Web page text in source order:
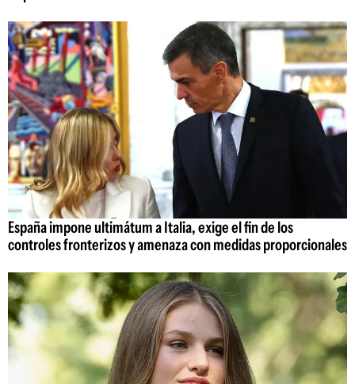
España impone ultimátum a Italia, exige el fin de los
controles fronterizos y amenaza con medidas proporcionales